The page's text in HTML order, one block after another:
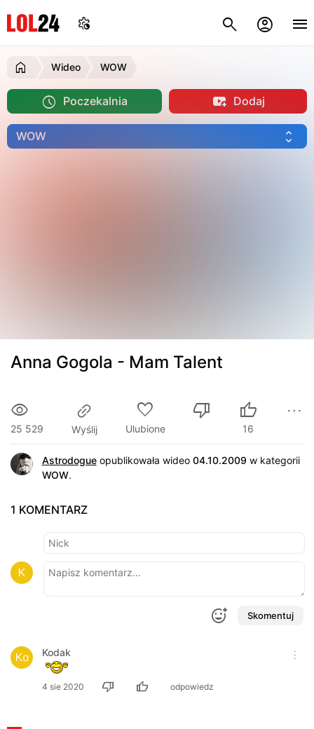
Wideo WOW
Poczekalnia Dodaj
Anna Gogola - Mam Talent
25 529 Wyślij Ulubione 16
Astrodogueopublikowała wideo 04.10.2009 w kategorii
WOW.
1 KOMENTARZ
Skomentuj
Kodak
4 sie 2020 odpowiedz